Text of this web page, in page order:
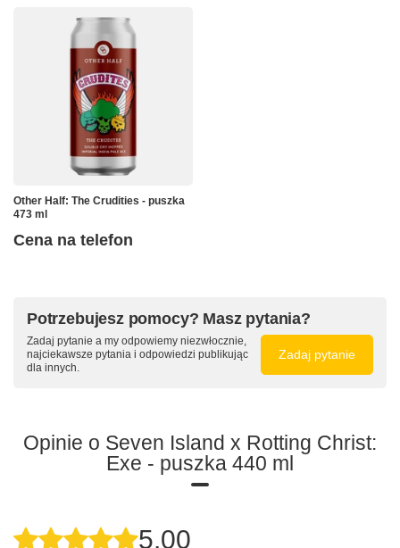
Other Half: The Crudities - puszka
473 ml
Cena na telefon
Potrzebujesz pomocy? Masz pytania?
Zadaj pytanie a my odpowiemy niezwłocznie,
najciekawsze pytania i odpowiedzi publikując
dla innych.
Zadaj pytanie
Opinie o Seven Island x Rotting Christ:
Exe - puszka 440 ml
5.00